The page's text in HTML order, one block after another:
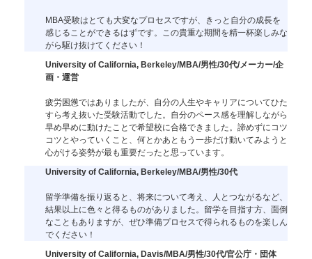
MBA受験はとても大変なプロセスですが、きっと自分の成長を
感じることができるはずです。この貴重な期間を精一杯楽しみな
がら駆け抜けてください！
University of California, Berkeley/MBA/男性/30代/メーカー/企
画・運営
疲労困憊ではありましたが、自分の人生やキャリアについてひた
すら考え抜いた受験活動でした。自分のペース感を理解しながら
早め早めに動けたことで希望校に合格できました。諦めずにコツ
コツとやっていくこと、何とかあともう一歩だけ動いてみようと
心がける姿勢が最も重要だったと思っています。
University of California, Berkeley/MBA/男性/30代
留学準備を振り返ると、将来について考え、人とつながるなど、
結果以上に色々と得るものがありました。留学を目指す方、面倒
なこともありますが、ぜひ準備プロセスで得られるものを楽しん
でください！
University of California, Davis/MBA/男性/30代/官公庁・団体